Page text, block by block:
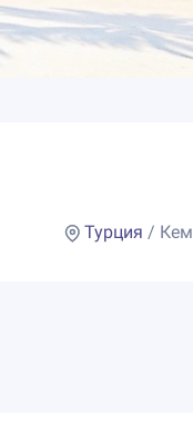
Турция /